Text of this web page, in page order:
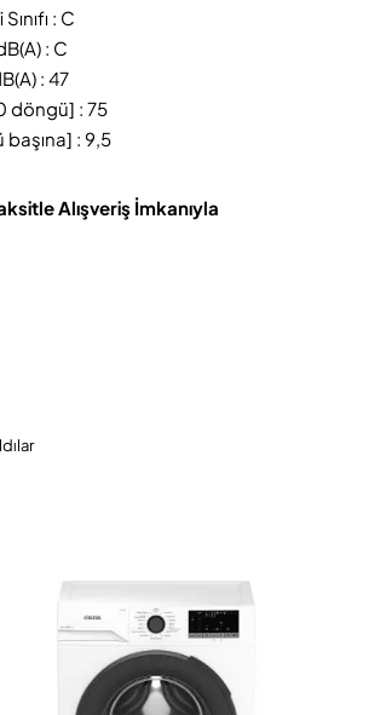
: C
: C
: 47
döngü] : 75
: 9,5
Alışveriş İmkanıyla